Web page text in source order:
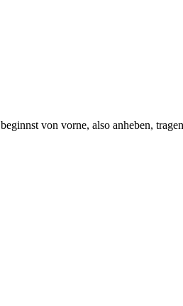
von vorne, also anheben,